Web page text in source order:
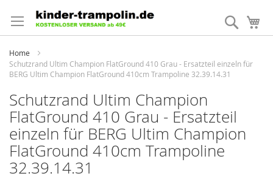
zum
Inhalt
Suche
Home
Schutzrand Ultim Champion FlatGround 410 Grau - Ersatzteil einzeln für
BERG Ultim Champion FlatGround 410cm Trampoline 32.39.14.31
Schutzrand Ultim Champion
FlatGround 410 Grau - Ersatzteil
einzeln für BERG Ultim Champion
FlatGround 410cm Trampoline
32.39.14.31